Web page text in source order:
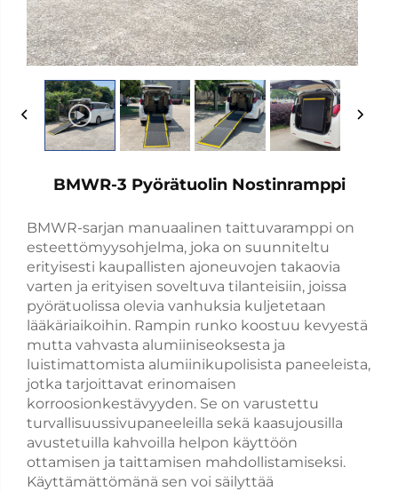
BMWR-3 Pyörätuolin Nostinramppi
BMWR-sarjan manuaalinen taittuvaramppi on
esteettömyysohjelma, joka on suunniteltu
erityisesti kaupallisten ajoneuvojen takaovia
varten ja erityisen soveltuva tilanteisiin, joissa
pyörätuolissa olevia vanhuksia kuljetetaan
lääkäriaikoihin. Rampin runko koostuu kevyestä
mutta vahvasta alumiiniseoksesta ja
luistimattomista alumiinikupolisista paneeleista,
jotka tarjoittavat erinomaisen
korroosionkestävyyden. Se on varustettu
turvallisuussivupaneeleilla sekä kaasujousilla
avustetuilla kahvoilla helpon käyttöön
ottamisen ja taittamisen mahdollistamiseksi.
Käyttämättömänä sen voi säilyttää